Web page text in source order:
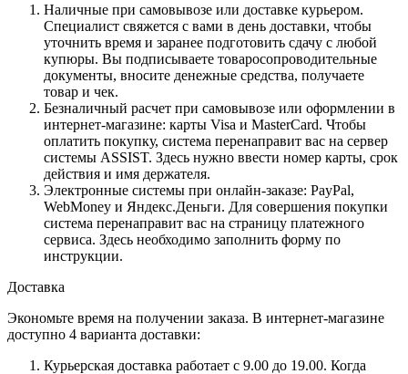
Наличные при самовывозе или доставке курьером.
Специалист свяжется с вами в день доставки, чтобы
уточнить время и заранее подготовить сдачу с любой
купюры. Вы подписываете товаросопроводительные
документы, вносите денежные средства, получаете
товар и чек.
Безналичный расчет при самовывозе или оформлении в
интернет-магазине: карты Visa и MasterCard. Чтобы
оплатить покупку, система перенаправит вас на сервер
системы ASSIST. Здесь нужно ввести номер карты, срок
действия и имя держателя.
Электронные системы при онлайн-заказе: PayPal,
WebMoney и Яндекс.Деньги. Для совершения покупки
система перенаправит вас на страницу платежного
сервиса. Здесь необходимо заполнить форму по
инструкции.
Доставка
Экономьте время на получении заказа. В интернет-магазине
доступно 4 варианта доставки:
Курьерская доставка работает с 9.00 до 19.00. Когда